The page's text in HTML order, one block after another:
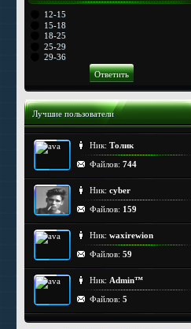
12-15
15-18
18-25
25-29
29-36
Лучшие пользователи
Ник: Толик
Файлов: 744
Ник: cyber
Файлов: 159
Ник: waxirewion
Файлов: 59
Ник: Admin™
Файлов: 5